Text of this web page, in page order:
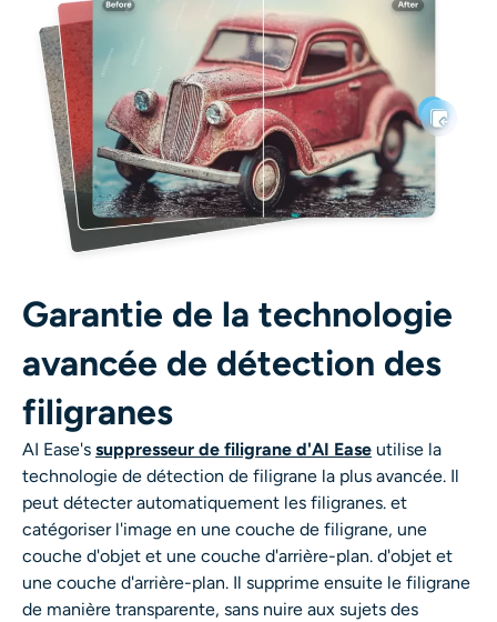
AI Recolor
Générateur d’images stylisées par IA
Outils de portrait
Changeur de coiffure
Bébé IA
Générateur de tirs à la tête Pro
Générateur de tirs à la tête IA
Créateur de photos d’identité
Garantie de la technologie
avancée de détection des
filigranes
AI Ease's suppresseur de filigrane d'AI Ease utilise la
technologie de détection de filigrane la plus avancée. Il
peut détecter automatiquement les filigranes. et
catégoriser l'image en une couche de filigrane, une
couche d'objet et une couche d'arrière-plan. d'objet et
une couche d'arrière-plan. Il supprime ensuite le filigrane
de manière transparente, sans nuire aux sujets des